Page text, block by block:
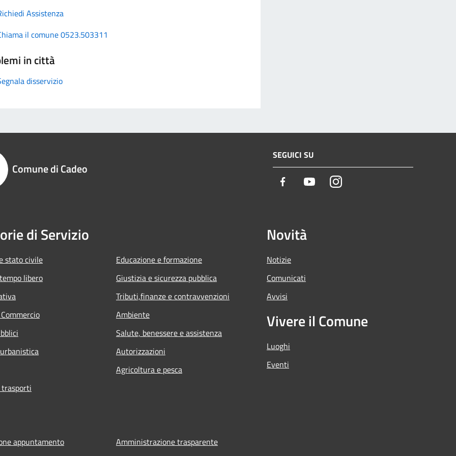
Assistenza
il comune 0523.503311
in città
disservizio
Comune di Cadeo
SEGUICI SU
Facebook YoutubeInstagram
di Servizio
stato civile
libero
Educazione e formazione
Giustizia e sicurezza pubblica
Tributi,finanze e contravvenzioni
Ambiente
Salute, benessere e assistenza
Autorizzazioni
Agricoltura e pesca
Novità
Notizie
Comunicati
Avvisi
Vivere il Comune
Luoghi
Eventi
appuntamento
Amministrazione trasparente